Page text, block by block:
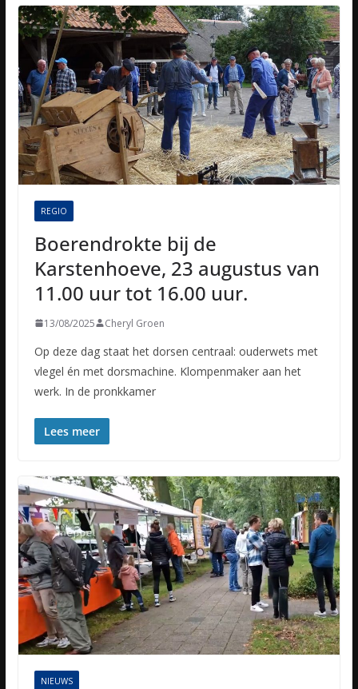
REGIO
Boerendrokte bij de
Karstenhoeve, 23 augustus van
11.00 uur tot 16.00 uur.
13/08/2025 Cheryl Groen
Op deze dag staat het dorsen centraal: ouderwets met
vlegel én met dorsmachine. Klompenmaker aan het
werk. In de pronkkamer
Lees meer
NIEUWS